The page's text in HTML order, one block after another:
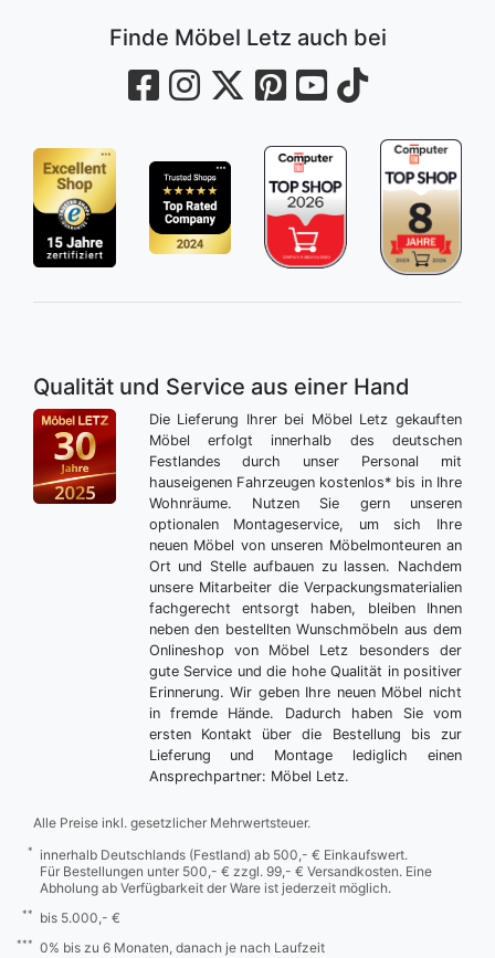
Finde Möbel Letz auch bei
Qualität und Service aus einer Hand
Die Lieferung Ihrer bei Möbel Letz gekauften
Möbel erfolgt innerhalb des deutschen
Festlandes durch unser Personal mit
hauseigenen Fahrzeugen kostenlos* bis in Ihre
Wohnräume. Nutzen Sie gern unseren
optionalen Montageservice, um sich Ihre
neuen Möbel von unseren Möbelmonteuren an
Ort und Stelle aufbauen zu lassen. Nachdem
unsere Mitarbeiter die Verpackungsmaterialien
fachgerecht entsorgt haben, bleiben Ihnen
neben den bestellten Wunschmöbeln aus dem
Onlineshop von Möbel Letz besonders der
gute Service und die hohe Qualität in positiver
Erinnerung. Wir geben Ihre neuen Möbel nicht
in fremde Hände. Dadurch haben Sie vom
ersten Kontakt über die Bestellung bis zur
Lieferung und Montage lediglich einen
Ansprechpartner: Möbel Letz.
Alle Preise inkl. gesetzlicher Mehrwertsteuer.
*
innerhalb Deutschlands (Festland) ab 500,- € Einkaufswert.
Für Bestellungen unter 500,- € zzgl. 99,- € Versandkosten. Eine
Abholung ab Verfügbarkeit der Ware ist jederzeit möglich.
** bis 5.000,- €
*** 0% bis zu 6 Monaten, danach je nach Laufzeit